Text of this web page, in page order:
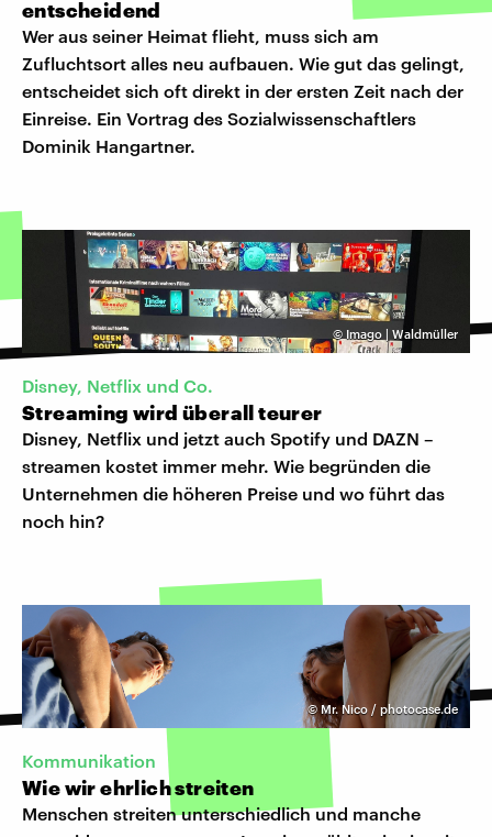
entscheidend
Wer aus seiner Heimat flieht, muss sich am
Zufluchtsort alles neu aufbauen. Wie gut das gelingt,
entscheidet sich oft direkt in der ersten Zeit nach der
Einreise. Ein Vortrag des Sozialwissenschaftlers
Dominik Hangartner.
© Imago | Waldmüller
Disney, Netflix und Co.
Streaming wird überall teurer
Disney, Netflix und jetzt auch Spotify und DAZN –
streamen kostet immer mehr. Wie begründen die
Unternehmen die höheren Preise und wo führt das
noch hin?
©Mr. Nico / photocase.de
Kommunikation
Wie wir ehrlich streiten
Menschen streiten unterschiedlich und manche